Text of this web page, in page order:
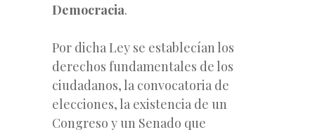
Democracia.
Por dicha Ley se establecían los
derechos fundamentales de los
ciudadanos, la convocatoria de
elecciones, la existencia de un
Congreso y un Senado que